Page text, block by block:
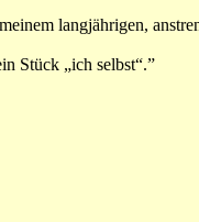
langjährigen,
Stück „ich selbst“.”